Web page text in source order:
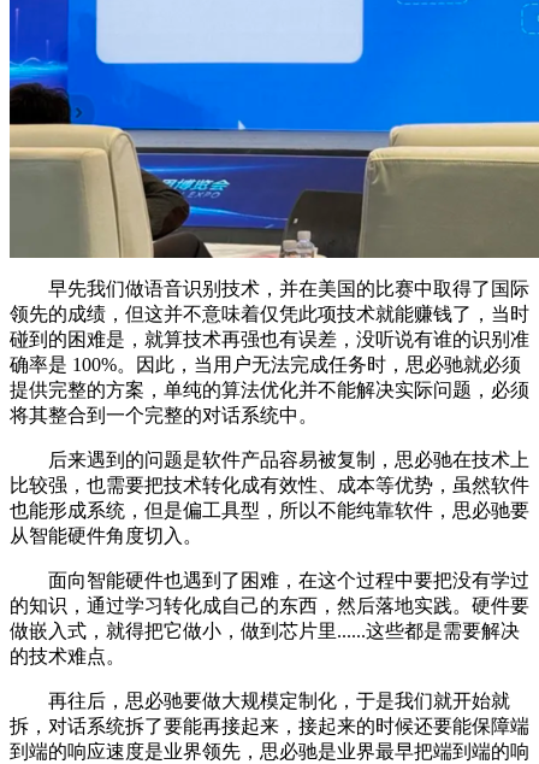
早先我们做语音识别技术，并在美国的比赛中取得了国际
领先的成绩，但这并不意味着仅凭此项技术就能赚钱了，当时
碰到的困难是，就算技术再强也有误差，没听说有谁的识别准
确率是 100%。因此，当用户无法完成任务时，思必驰就必须
提供完整的方案，单纯的算法优化并不能解决实际问题，必须
将其整合到一个完整的对话系统中。
后来遇到的问题是软件产品容易被复制，思必驰在技术上
比较强，也需要把技术转化成有效性、成本等优势，虽然软件
也能形成系统，但是偏工具型，所以不能纯靠软件，思必驰要
从智能硬件角度切入。
面向智能硬件也遇到了困难，在这个过程中要把没有学过
的知识，通过学习转化成自己的东西，然后落地实践。硬件要
做嵌入式，就得把它做小，做到芯片里......这些都是需要解决
的技术难点。
再往后，思必驰要做大规模定制化，于是我们就开始就
拆，对话系统拆了要能再接起来，接起来的时候还要能保障端
到端的响应速度是业界领先，思必驰是业界最早把端到端的响